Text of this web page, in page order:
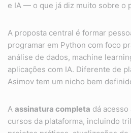
e IA — o que já diz muito sobre o
A proposta central é formar
programar em Python com foco
análise de dados, machine
aplicações com IA. Diferente de
Asimov tem um nicho bem
A assinatura completa dá
cursos da plataforma, incluindo